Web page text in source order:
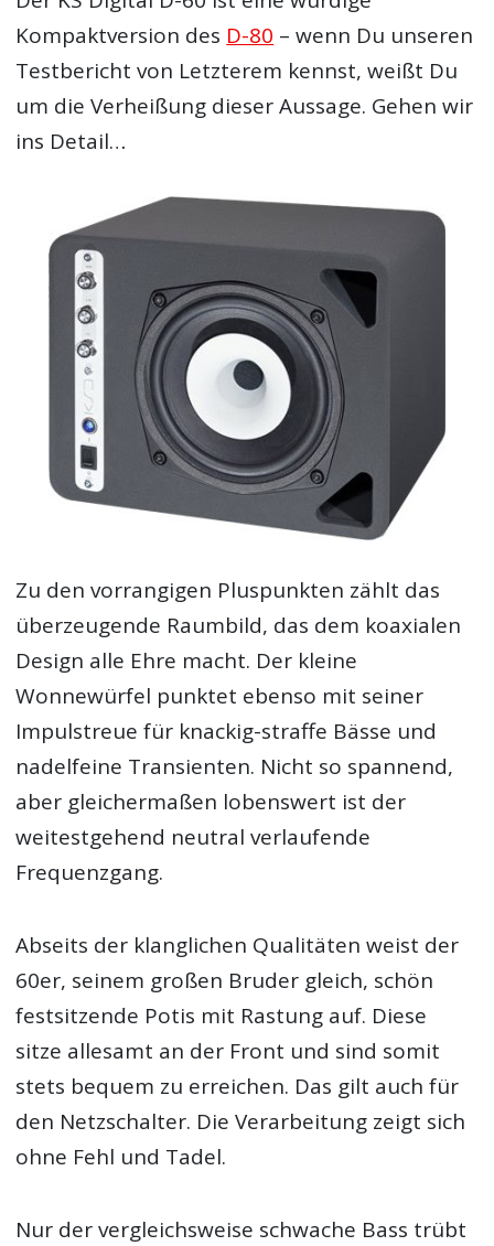
Kompaktversion des D-80 – wenn Du unseren
Testbericht von Letzterem kennst, weißt Du
um die Verheißung dieser Aussage. Gehen wir
ins Detail…
Zu den vorrangigen Pluspunkten zählt das
überzeugende Raumbild, das dem koaxialen
Design alle Ehre macht. Der kleine
Wonnewürfel punktet ebenso mit seiner
Impulstreue für knackig-straffe Bässe und
nadelfeine Transienten. Nicht so spannend,
aber gleichermaßen lobenswert ist der
weitestgehend neutral verlaufende
Frequenzgang.
Abseits der klanglichen Qualitäten weist der
60er, seinem großen Bruder gleich, schön
festsitzende Potis mit Rastung auf. Diese
sitze allesamt an der Front und sind somit
stets bequem zu erreichen. Das gilt auch für
den Netzschalter. Die Verarbeitung zeigt sich
ohne Fehl und Tadel.
Nur der vergleichsweise schwache Bass trübt